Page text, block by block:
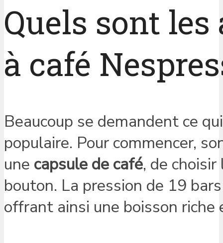
Quels sont
à café
Beaucoup se demandent ce
populaire. Pour commencer,
une capsule de café, de
bouton. La pression de 19
offrant ainsi une boisson riche